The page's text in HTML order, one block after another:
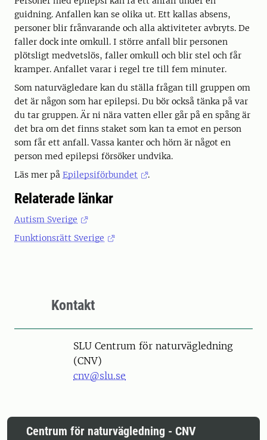
guidning. Anfallen kan se olika ut. Ett kallas absens,
personer blir frånvarande och alla aktiviteter avbryts. De
faller dock inte omkull. I större anfall blir personen
plötsligt medvetslös, faller omkull och blir stel och får
kramper. Anfallet varar i regel tre till fem minuter.
Som naturvägledare kan du ställa frågan till gruppen om
det är någon som har epilepsi. Du bör också tänka på var
du tar gruppen. Är ni nära vatten eller går på en spång är
det bra om det finns staket som kan ta emot en person
som får ett anfall. Vassa kanter och hörn är något en
person med epilepsi försöker undvika.
Läs mer på Epilepsiförbundet .
Relaterade länkar
Autism Sverige
Funktionsrätt Sverige
Kontakt
SLU Centrum för naturvägledning
(CNV)
cnv@slu.se
Centrum för naturvägledning - CNV